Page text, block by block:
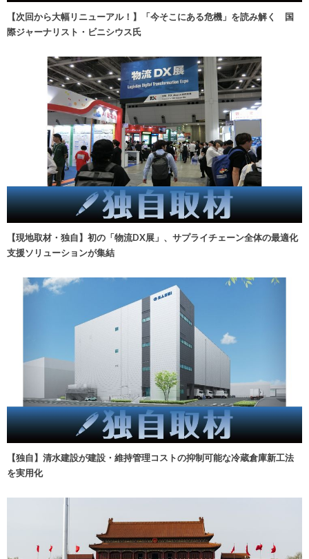
【次回から大幅リニューアル！】「今そこにある危機」を読み解く 国
際ジャーナリスト・ビニシウス氏
【現地取材・独自】初の「物流DX展」、サプライチェーン全体の最適化
支援ソリューションが集結
【独自】清水建設が建設・維持管理コストの抑制可能な冷蔵倉庫新工法
を実用化